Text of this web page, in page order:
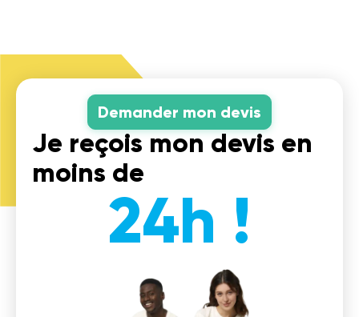
Demander mon devis
24h !
Je reçois mon devis en
moins de